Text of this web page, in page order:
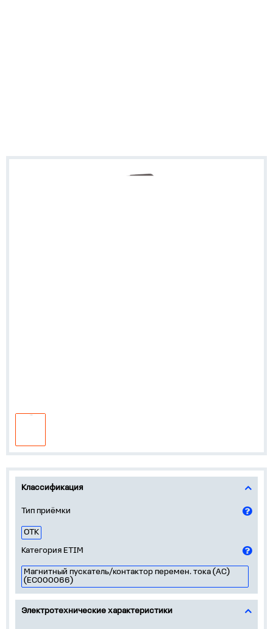
Классификация
Тип приёмки
ОТК
Категория ETIM
Магнитный пускатель/контактор перемен. тока (AC)
(EC000066)
Электротехнические характеристики